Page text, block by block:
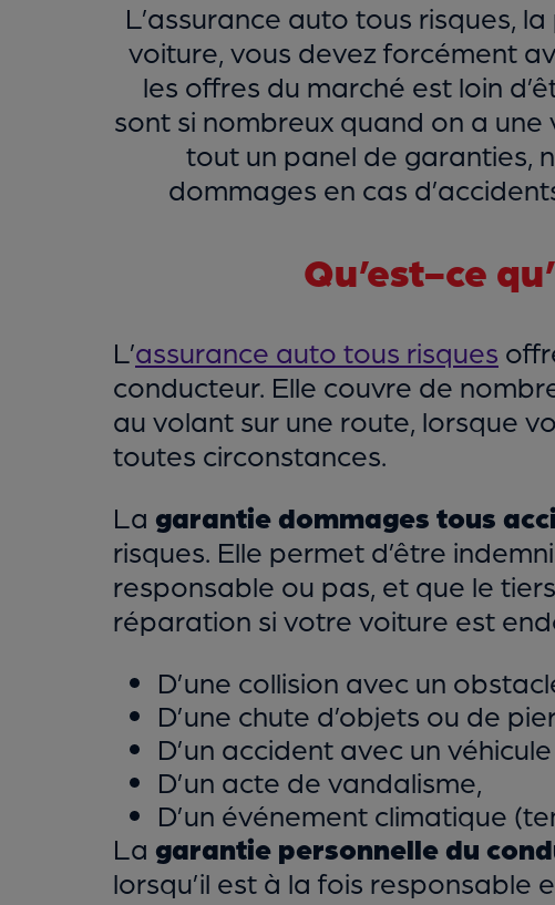
L’assurance auto tous risques,
voiture, vous devez forcément
les offres du marché est loin
sont si nombreux quand on a
tout un panel de garanties,
dommages en cas
Qu’est-ce
L’assurance auto tous risques
conducteur. Elle couvre de
au volant sur une route, lorsque
toutes circonstances.
La garantie dommages tous
risques. Elle permet d’être
responsable ou pas, et que le
réparation si votre voiture est
D’une collision avec un
D’une chute d’objets ou de
D’un accident avec un
D’un acte de vandalisme,
D’un événement climatique
La garantie personnelle du
lorsqu’il est à la fois responsable